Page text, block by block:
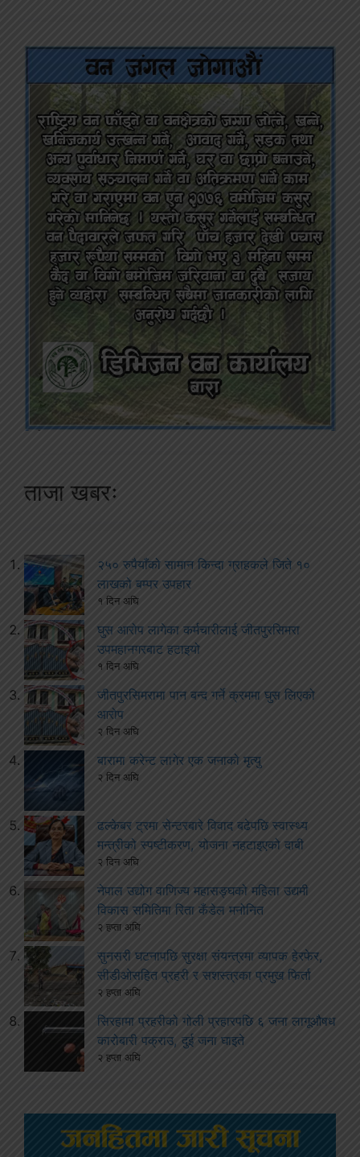
ताजा खबरः
२५० रुपैयाँको सामान किन्दा ग्राहकले जिते १०
लाखको बम्पर उपहार
१ दिन अघि
घुस आरोप लागेका कर्मचारीलाई जीतपुरसिमरा
उपमहानगरबाट हटाइयो
१ दिन अघि
जीतपुरसिमरामा पान बन्द गर्ने क्रममा घुस लिएको
आरोप
२ दिन अघि
बारामा करेन्ट लागेर एक जनाको मृत्यु
२ दिन अघि
ढल्केबर ट्रमा सेन्टरबारे विवाद बढेपछि स्वास्थ्य
मन्त्रीको स्पष्टीकरण, योजना नहटाइएको दाबी
२ दिन अघि
नेपाल उद्योग वाणिज्य महासङ्घको महिला उद्यमी
विकास समितिमा रिता कँडेल मनोनित
२ हप्ता अघि
सुनसरी घटनापछि सुरक्षा संयन्त्रमा व्यापक हेरफेर,
सीडीओसहित प्रहरी र सशस्त्रका प्रमुख फिर्ता
२ हप्ता अघि
सिरहामा प्रहरीको गोली प्रहारपछि ६ जना लागूऔषध
कारोबारी पक्राउ, दुई जना घाइते
२ हप्ता अघि